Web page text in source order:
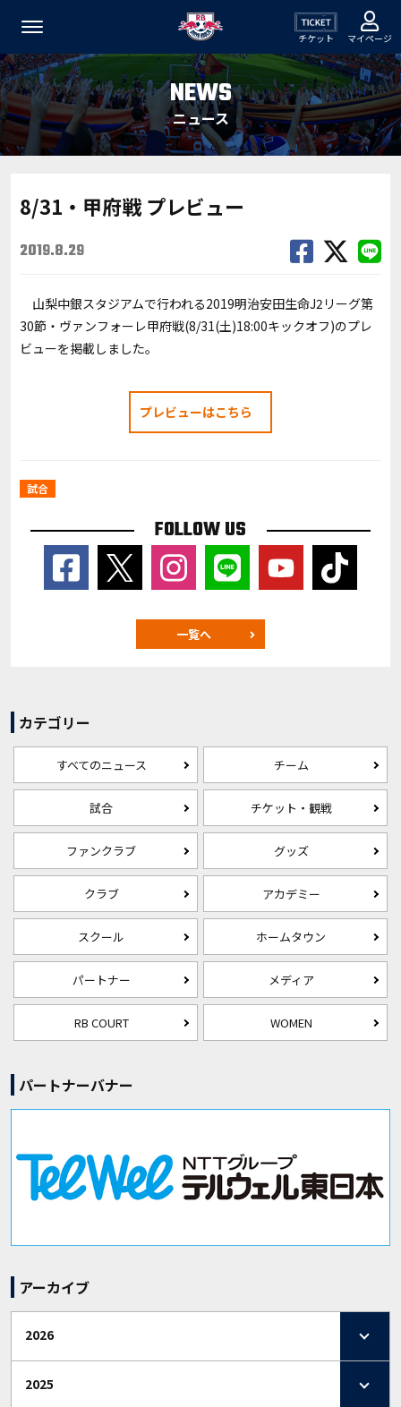
チケット マイページ
NEWS
ニュース
8/31・甲府戦 プレビュー
2019.8.29
山梨中銀スタジアムで行われる2019明治安田生命J2リーグ第
30節・ヴァンフォーレ甲府戦(8/31(土)18:00キックオフ)のプレ
ビューを掲載しました。
プレビューはこちら
試合
FOLLOW US
一覧へ
カテゴリー
すべてのニュース チーム
試合 チケット・観戦
ファンクラブ グッズ
クラブ アカデミー
スクール ホームタウン
パートナー メディア
RB COURT WOMEN
パートナーバナー
アーカイブ
2026
2025